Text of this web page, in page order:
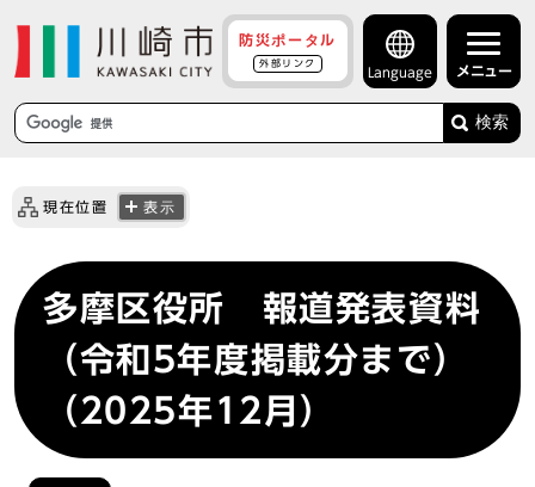
防災ポータル
外部リンク
Language メニュー
検索
現在位置 表示
多摩区役所 報道発表資料
（令和5年度掲載分まで）
（2025年12月）